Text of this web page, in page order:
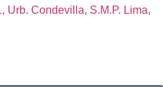
Urb. Condevilla, S.M.P. Lima,